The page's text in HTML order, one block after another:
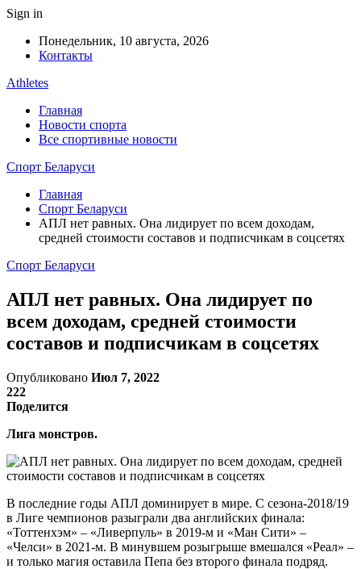
Sign in
Понедельник, 10 августа, 2026
Контакты
Athletes
Главная
Новости спорта
Все спортивные новости
Спорт Беларуси
Главная
Спорт Беларуси
АПЛ нет равных. Она лидирует по всем доходам,
средней стоимости составов и подписчикам в соцсетях
Спорт Беларуси
АПЛ нет равных. Она лидирует по
всем доходам, средней стоимости
составов и подписчикам в соцсетях
Опубликовано Июл 7, 2022
222
Поделится
Лига монстров.
В последние годы АПЛ доминирует в мире. С сезона-2018/19
в Лиге чемпионов разыграли два английских финала:
«Тоттенхэм» – «Ливерпуль» в 2019-м и «Ман Сити» –
«Челси» в 2021-м. В минувшем розыгрыше вмешался «Реал» –
и только магия оставила Пепа без второго финала подряд.